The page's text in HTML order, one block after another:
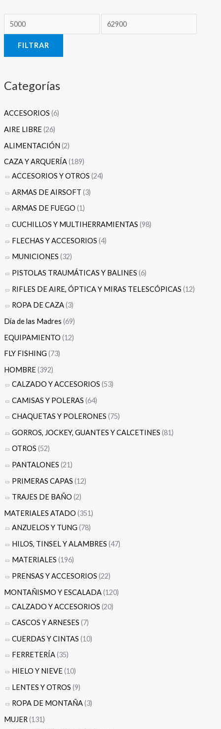
í
m
á
FILTRAR
Categorías
ACCESORIOS (6)
AIRE LIBRE(26)
ALIMENTACIÓN (2)
CAZA Y ARQUERÍA(189)
ACCESORIOS Y OTROS (24)
ARMAS DE AIRSOFT (3)
ARMAS DE FUEGO (1)
CUCHILLOS Y MULTIHERRAMIENTAS (98)
FLECHAS Y ACCESORIOS (4)
MUNICIONES (32)
PISTOLAS TRAUMÁTICAS Y BALINES (6)
RIFLES DE AIRE, ÓPTICA Y MIRAS TELESCÓPICAS (12)
ROPA DE CAZA(3)
Día de las Madres (69)
EQUIPAMIENTO (12)
FLY FISHING (73)
HOMBRE(392)
CALZADO Y ACCESORIOS (53)
CAMISAS Y POLERAS (64)
CHAQUETAS Y POLERONES (75)
GORROS, JOCKEY, GUANTES Y CALCETINES (81)
OTROS (52)
PANTALONES (21)
PRIMERAS CAPAS (12)
TRAJES DE BAÑO (2)
MATERIALES ATADO (351)
ANZUELOS Y TUNG (78)
HILOS, TINSEL Y ALAMBRES (47)
MATERIALES (196)
PRENSAS Y ACCESORIOS (22)
MONTAÑISMO Y ESCALADA(120)
CALZADO Y ACCESORIOS (20)
CASCOS Y ARNESES (7)
CUERDAS Y CINTAS (10)
FERRETERÍA(35)
HIELO Y NIEVE(10)
LENTES Y OTROS (9)
ROPA DE MONTAÑA(3)
MUJER(131)